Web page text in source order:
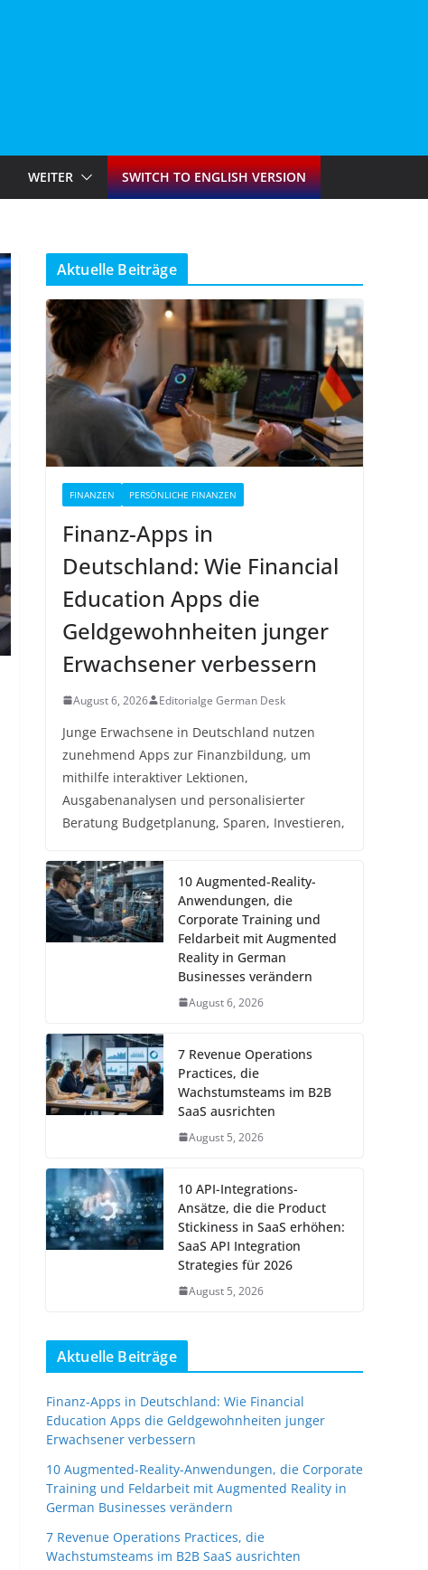
WEITER SWITCH TO ENGLISH VERSION
Aktuelle Beiträge
FINANZEN PERSÖNLICHE FINANZEN
Finanz-Apps in
Deutschland: Wie Financial
Education Apps die
Geldgewohnheiten junger
Erwachsener verbessern
August 6, 2026 Editorialge German Desk
Junge Erwachsene in Deutschland nutzen
zunehmend Apps zur Finanzbildung, um
mithilfe interaktiver Lektionen,
Ausgabenanalysen und personalisierter
Beratung Budgetplanung, Sparen, Investieren,
10 Augmented-Reality-
Anwendungen, die
Corporate Training und
Feldarbeit mit Augmented
Reality in German
Businesses verändern
August 6, 2026
7 Revenue Operations
Practices, die
Wachstumsteams im B2B
SaaS ausrichten
August 5, 2026
10 API-Integrations-
Ansätze, die die Product
Stickiness in SaaS erhöhen:
SaaS API Integration
Strategies für 2026
August 5, 2026
Aktuelle Beiträge
Finanz-Apps in Deutschland: Wie Financial
Education Apps die Geldgewohnheiten junger
Erwachsener verbessern
10 Augmented-Reality-Anwendungen, die Corporate
Training und Feldarbeit mit Augmented Reality in
German Businesses verändern
7 Revenue Operations Practices, die
Wachstumsteams im B2B SaaS ausrichten